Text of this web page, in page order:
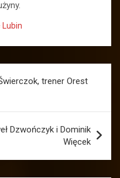
Lubin
trener Orest
Dzwończyk i Dominik
Więcek